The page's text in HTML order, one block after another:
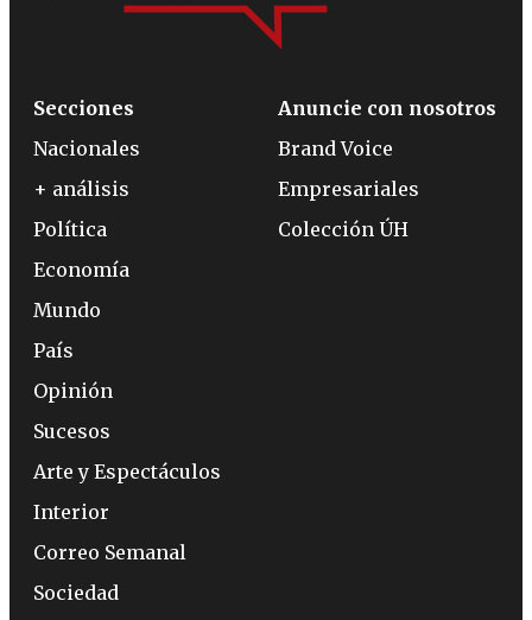
Secciones
Nacionales
+ análisis
Política
Economía
Mundo
País
Opinión
Sucesos
Arte y Espectáculos
Interior
Correo Semanal
Sociedad
Anuncie con nosotros
Brand Voice
Empresariales
Colección ÚH